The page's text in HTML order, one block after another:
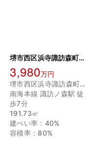
堺市西区浜寺諏訪森町東3丁目土地
3,980万円
堺市西区浜寺諏訪森町東３丁
南海本線 諏訪ノ森駅 徒
歩7分
191.73㎡
建ぺい率：40%
容積率：80%